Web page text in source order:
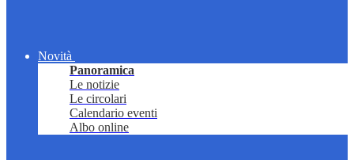
Novità
Panoramica
Le notizie
Le circolari
Calendario eventi
Albo online